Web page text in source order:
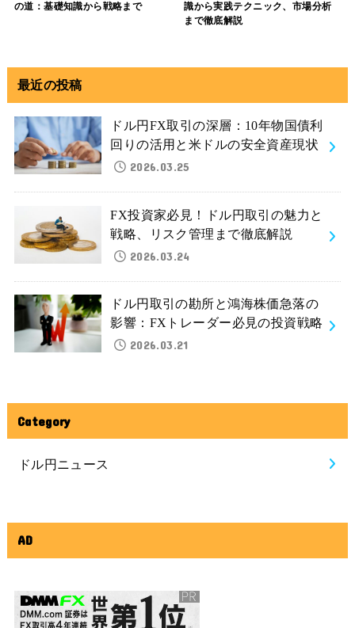
の道：基礎知識から戦略まで
識から実践テクニック、市場分析
まで徹底解説
最近の投稿
ドル円FX取引の深層：10年物国債利
回りの活用と米ドルの安全資産現状
2026.03.25
FX投資家必見！ドル円取引の魅力と
戦略、リスク管理まで徹底解説
2026.03.24
ドル円取引の勘所と鴻海株価急落の
影響：FXトレーダー必見の投資戦略
2026.03.21
Category
ドル円ニュース
AD